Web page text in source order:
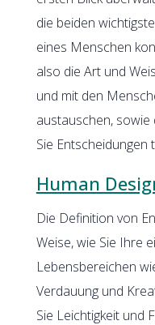
die beiden
eines Menschen
also die Art und
und mit den
austauschen, sowie
Sie Entscheidungen
Human
Die Definition von
Weise, wie Sie Ihre
Lebensbereichen
Verdauung und
Sie Leichtigkeit und